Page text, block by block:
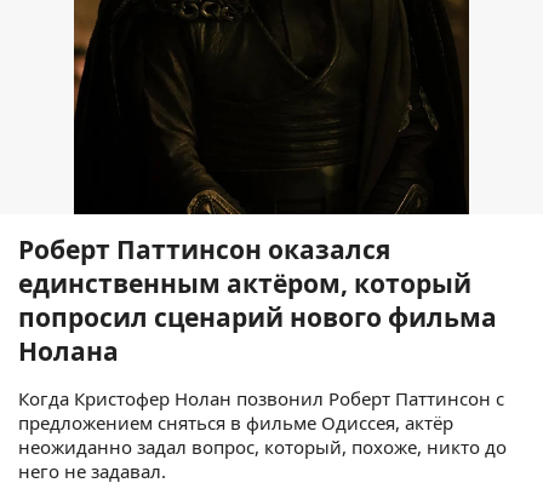
Роберт Паттинсон оказался
единственным актёром, который
попросил сценарий нового фильма
Нолана
Когда Кристофер Нолан позвонил Роберт Паттинсон с
предложением сняться в фильме Одиссея, актёр
неожиданно задал вопрос, который, похоже, никто до
него не задавал.